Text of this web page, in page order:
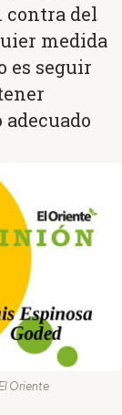
contra del
medida
es seguir
Oriente